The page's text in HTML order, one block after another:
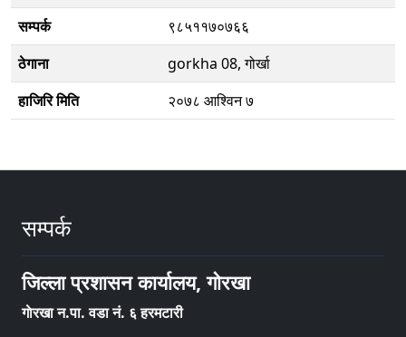
सम्पर्क
९८५११७०७६६
ठेगाना
gorkha 08, गोर्खा
हाजिरि मिति
२०७८ आश्विन ७
सम्पर्क
जिल्ला प्रशासन कार्यालय, गाेरखा
गाेरखा न.पा. वडा नं. ६ हरमटारी